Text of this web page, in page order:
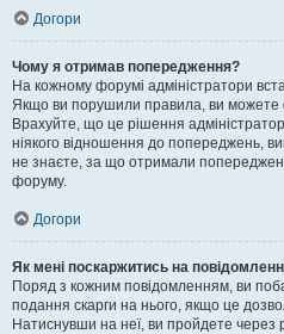
Догори
Чому я отримав попередження?
На кожному форумі адміністратори
Якщо ви порушили правила, ви
Врахуйте, що це рішення
ніякого відношення до попереджень,
не знаєте, за що отримали
форуму.
Догори
Як мені поскаржитись на
Поряд з кожним повідомленням, ви
подання скарги на нього, якщо це
Натиснувши на неї, ви пройдете через